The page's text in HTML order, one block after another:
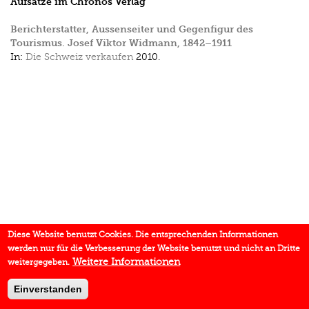
Berichterstatter, Aussenseiter und Gegenfigur des
Tourismus. Josef Viktor Widmann, 1842–1911
In: Die Schweiz verkaufen 2010.
Diese Website benutzt Cookies. Die entsprechenden Informationen
werden nur für die Verbesserung der Website benutzt und nicht an Dritte
weitergegeben. Weitere Informationen
Einverstanden